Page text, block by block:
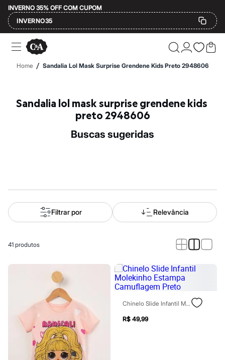
INVERNO 35% OFF COM CUPOM
INVERNO35
Ofertas
Compre por Departamento
Feminino
Masculino
Mindse7
Plus Size
Novidades
Roupas
Blusas e Camisetas
Básicos
Jeans
Saias
Shorts e Bermudas
Bonés e Chapéus
Bijoux
Cintos
Óculos
Relógios
Calçados
Home / Sandalia Lol Mask Surprise Grendene Kids Preto 2948606
Sandalia lol mask surprise grendene kids
preto 2948606
buscas sugeridas
Filtrar por Relevância
41 produtos
Chinelo Slide Infantil Molekinho Estampa Camuflagem Preto
R$ 49,99